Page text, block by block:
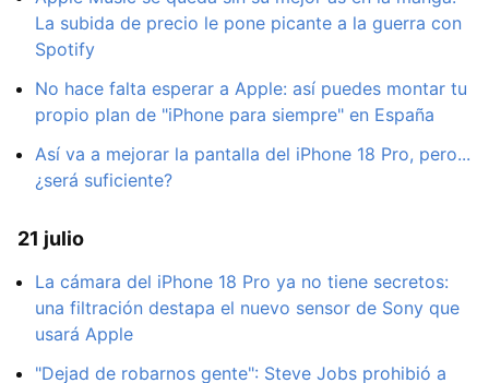
La subida de precio le pone picante a la guerra con
Spotify
No hace falta esperar a Apple: así puedes montar tu
propio plan de "iPhone para siempre" en España
Así va a mejorar la pantalla del iPhone 18 Pro, pero...
¿será suficiente?
21 julio
La cámara del iPhone 18 Pro ya no tiene secretos:
una filtración destapa el nuevo sensor de Sony que
usará Apple
"Dejad de robarnos gente": Steve Jobs prohibió a